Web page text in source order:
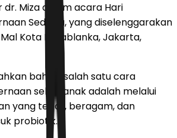
dr. Miza dalam acara Hari
Sedunia, yang diselenggarakan
Mal Kota Kasablanka, Jakarta,
bahwa salah satu cara
sehat anak adalah melalui
yang tepat, beragam, dan
probiotik.